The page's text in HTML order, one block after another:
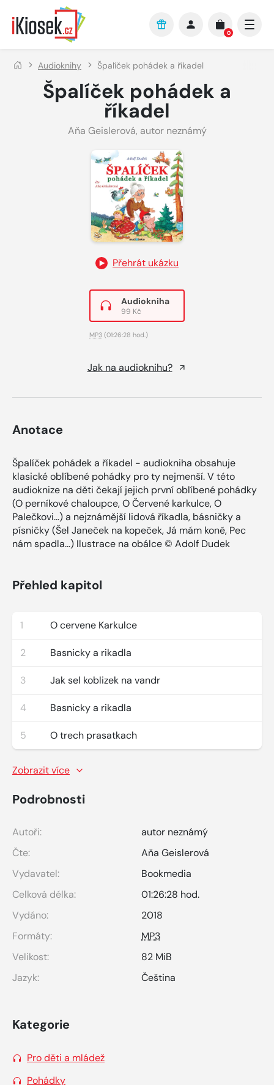
Přejít na hlavní obsah
0
Audioknihy Špalíček pohádek a říkadel
Špalíček pohádek a
říkadel
Aňa Geislerová, autor neznámý
Přehrát ukázku
Audiokniha
99 Kč
MP3 (01:26:28 hod.)
Jak na audioknihu?
Anotace
Špalíček pohádek a říkadel - audiokniha obsahuje
klasické oblíbené pohádky pro ty nejmenší. V této
audioknize na děti čekají jejich první oblíbené pohádky
(O perníkové chaloupce, O Červené karkulce, O
Palečkovi…) a nejznámější lidová říkadla, básničky a
písničky (Šel Janeček na kopeček, Já mám koně, Pec
nám spadla…) Ilustrace na obálce © Adolf Dudek
Přehled kapitol
1 O cervene Karkulce
2 Basnicky a rikadla
3 Jak sel koblizek na vandr
4 Basnicky a rikadla
5 O trech prasatkach
Zobrazit více
Podrobnosti
Autoři:
autor neznámý
Čte:
Aňa Geislerová
Vydavatel:
Bookmedia
Celková délka:
01:26:28 hod.
Vydáno:
2018
Formáty:
MP3
Velikost:
82 MiB
Jazyk:
Čeština
Kategorie
Pro děti a mládež
Pohádky